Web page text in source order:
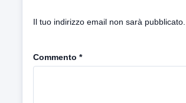
Il tuo indirizzo email non sarà pubblicato.
Commento *